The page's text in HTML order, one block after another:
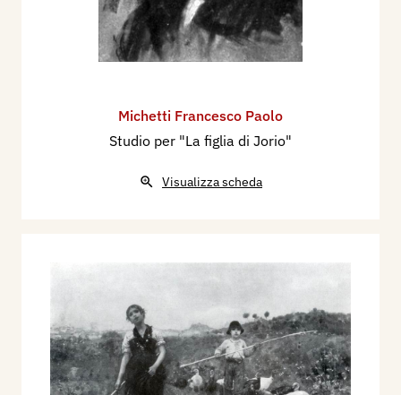
Michetti Francesco Paolo
Studio per "La figlia di Jorio"
Visualizza scheda